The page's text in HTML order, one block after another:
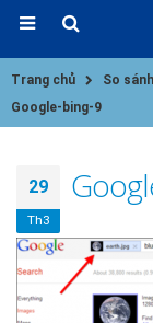
Trang chủ
So
Google-bing-9
29
Th3